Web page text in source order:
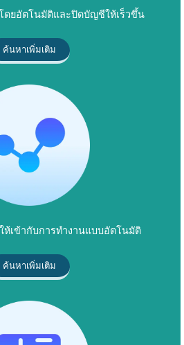
ดยอัตโนมัติและปิดบัญชีให้เร็วขึ้น
ค้นหาเพิ่มเติม
ห้เข้ากับการทำงานแบบอัตโนมัติ
ค้นหาเพิ่มเติม